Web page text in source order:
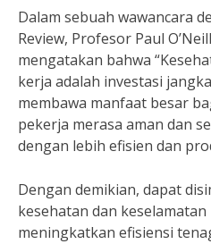
Dalam sebuah wawancara
Review, Profesor Paul
mengatakan bahwa
kerja adalah investasi
membawa manfaat besar
pekerja merasa aman dan
dengan lebih efisien dan
Dengan demikian, dapat
kesehatan dan
meningkatkan efisiensi